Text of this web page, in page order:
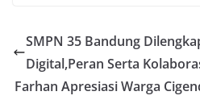
SMPN 35 Bandung
Digital,Peran Serta
Farhan Apresiasi Warga